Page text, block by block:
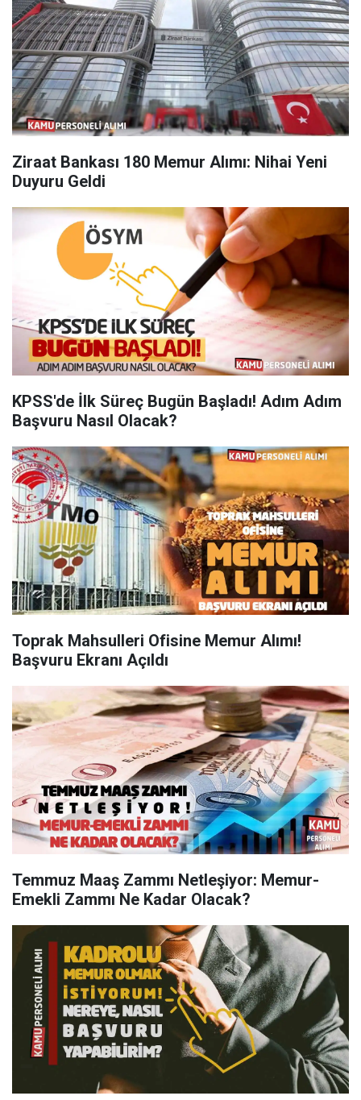
Ziraat Bankası 180 Memur Alımı: Nihai Yeni
Duyuru Geldi
KPSS'de İlk Süreç Bugün Başladı! Adım Adım
Başvuru Nasıl Olacak?
Toprak Mahsulleri Ofisine Memur Alımı!
Başvuru Ekranı Açıldı
Temmuz Maaş Zammı Netleşiyor: Memur-
Emekli Zammı Ne Kadar Olacak?